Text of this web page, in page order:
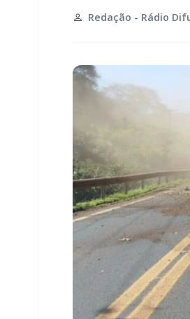
Redação - Rádio